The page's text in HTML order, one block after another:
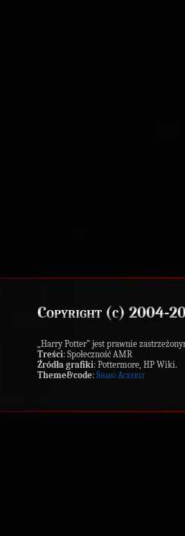
Copyright (c) 2004-
„Harry Potter” jest prawnie
Treści: Społeczność AMR
Źródła grafiki: Pottermore, HP Wiki.
Theme&code: Shado Ackerly